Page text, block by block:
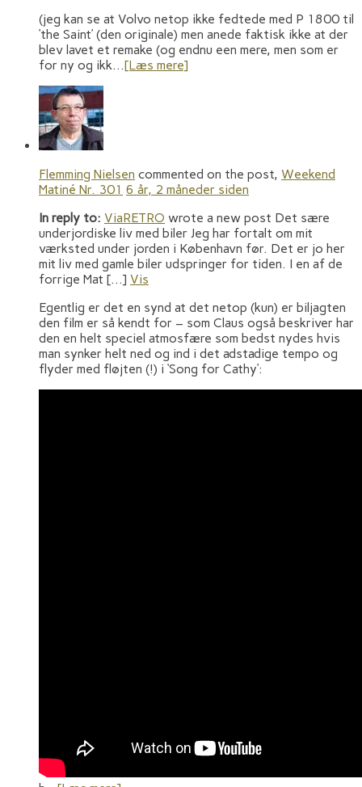
(jeg kan se at Volvo netop ikke fedtede med P 1800 til
‘the Saint’ (den originale) men anede faktisk ikke at der
blev lavet et remake (og endnu een mere, men som er
for ny og ikk…[Læs mere]
Flemming Nielsen commented on the post, Weekend
Matiné Nr. 301 6 år, 2 måneder siden
In reply to: ViaRETRO wrote a new post Det sære
underjordiske liv med biler Jeg har fortalt om mit
værksted under jorden i København før. Det er jo her
mit liv med gamle biler udspringer for tiden. I en af de
forrige Mat […] Vis
Egentlig er det en synd at det netop (kun) er biljagten
den film er så kendt for – som Claus også beskriver har
den en helt speciel atmosfære som bedst nydes hvis
man synker helt ned og ind i det adstadige tempo og
flyder med fløjten (!) i ‘Song for Cathy’: